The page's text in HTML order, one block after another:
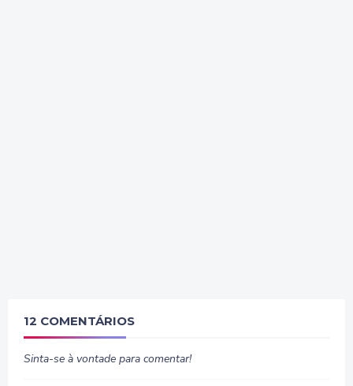
12 COMENTÁRIOS
Sinta-se à vontade para comentar!